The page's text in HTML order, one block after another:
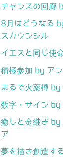
チャンスの回廊
8月はどうなる
スカウンシル
イエスと同じ使
積極参加 by ア
まるで火薬樽 by
数字・サイン by
癒しと金継ぎ by
ア
夢を描き創造す